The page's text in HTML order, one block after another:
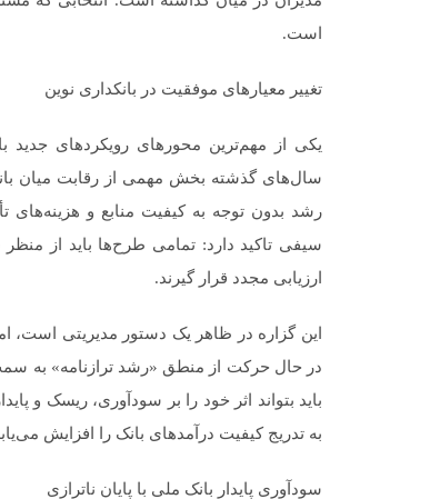
است.
تغییر معیارهای موفقیت در بانکداری نوین
یکی از مهم‌ترین محورهای رویکردهای
سال‌های گذشته بخش مهمی از رقابت میان
رشد بدون توجه به کیفیت منابع و هزینه‌های
سیفی تاکید دارد: تمامی طرح‌ها باید از منظر
ارزیابی مجدد قرار گیرند.
این گزاره در ظاهر یک دستور مدیریتی است،
در حال حرکت از منطق «رشد ترازنامه» به
باید بتواند اثر خود را بر سودآوری، ریسک و
به تدریج کیفیت درآمدهای بانک را افزایش
سودآوری پایدار بانک ملی با پایان ناترازی